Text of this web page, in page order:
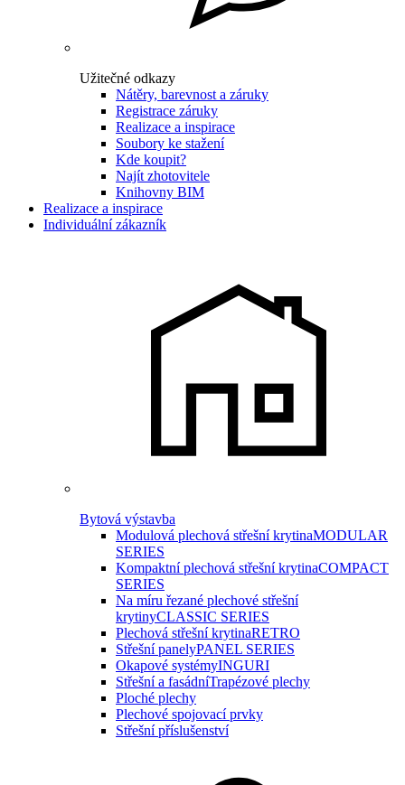
Užitečné odkazy
Nátěry, barevnost a záruky
Registrace záruky
Realizace a inspirace
Soubory ke stažení
Kde koupit?
Najít zhotovitele
Knihovny BIM
Realizace a inspirace
Individuální zákazník
Bytová výstavba
Modulová plechová střešní krytinaMODULAR
SERIES
Kompaktní plechová střešní krytinaCOMPACT
SERIES
Na míru řezané plechové střešní
krytinyCLASSIC SERIES
Plechová střešní krytinaRETRO
Střešní panelyPANEL SERIES
Okapové systémyINGURI
Střešní a fasádníTrapézové plechy
Ploché plechy
Plechové spojovací prvky
Střešní příslušenství